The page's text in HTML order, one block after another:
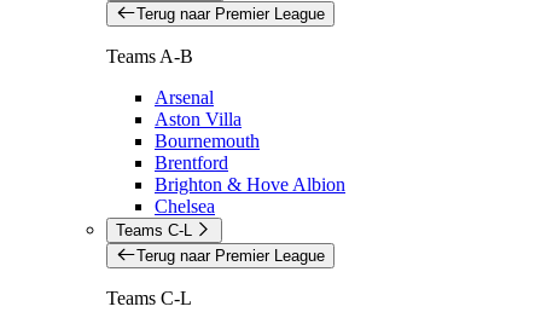
Terug naar Premier League
Teams A-B
Arsenal
Aston Villa
Bournemouth
Brentford
Brighton & Hove Albion
Chelsea
Teams C-L
Terug naar Premier League
Teams C-L